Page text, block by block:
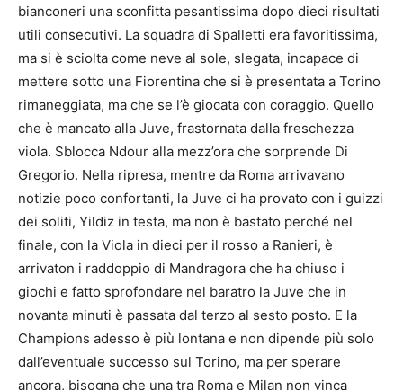
bianconeri una sconfitta pesantissima dopo dieci risultati
utili consecutivi. La squadra di Spalletti era favoritissima,
ma si è sciolta come neve al sole, slegata, incapace di
mettere sotto una Fiorentina che si è presentata a Torino
rimaneggiata, ma che se l’è giocata con coraggio. Quello
che è mancato alla Juve, frastornata dalla freschezza
viola. Sblocca Ndour alla mezz’ora che sorprende Di
Gregorio. Nella ripresa, mentre da Roma arrivavano
notizie poco confortanti, la Juve ci ha provato con i guizzi
dei soliti, Yildiz in testa, ma non è bastato perché nel
finale, con la Viola in dieci per il rosso a Ranieri, è
arrivaton i raddoppio di Mandragora che ha chiuso i
giochi e fatto sprofondare nel baratro la Juve che in
novanta minuti è passata dal terzo al sesto posto. E la
Champions adesso è più lontana e non dipende più solo
dall’eventuale successo sul Torino, ma per sperare
ancora, bisogna che una tra Roma e Milan non vinca